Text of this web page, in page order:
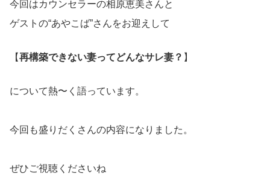
今回はカウンセラーの相原恵美さんと
ゲストの“あやこば”さんをお迎えして
【再構築できない妻ってどんなサレ妻？ 】
について熱〜く語っています。
今回も盛りだくさんの内容になりました。
ぜひご視聴くださいね